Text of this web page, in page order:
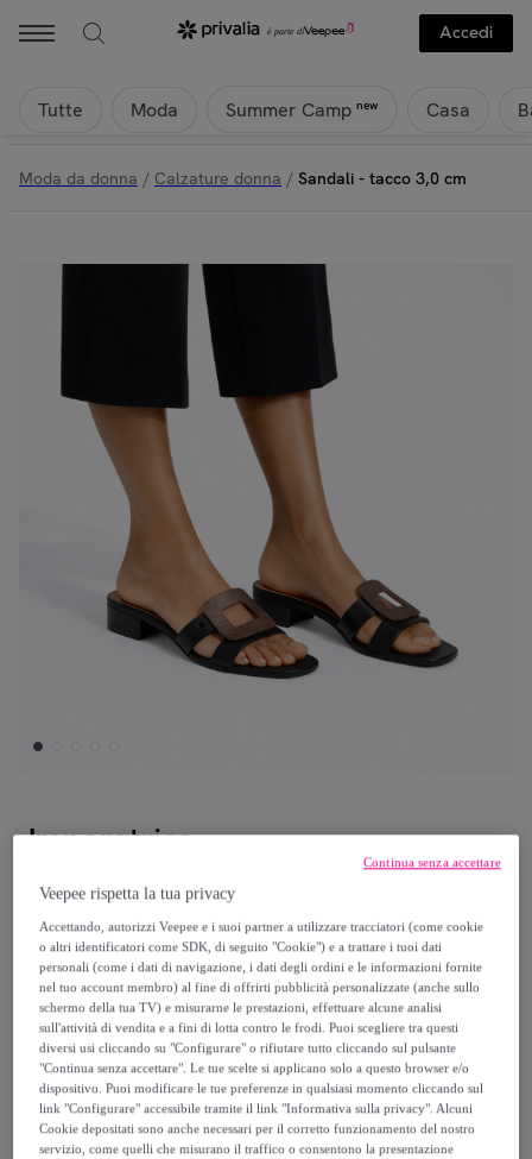
Accedi
Tutte Moda Summer Camp new Casa
Moda da donna / Calzature donna / Sandali - tacco 3,0 cm
Imperatrice
Sandali - tacco 3,0 cm
19,90 €
133,00 €
-85%
Venduto daImperatrice Srl
Veepee rispetta la tua privacy
Accettando, autorizzi Veepee e i suoi partner a utilizzare tracciatori (come cookie
o altri identificatori come SDK, di seguito "Cookie") e a trattare i tuoi dati
personali (come i dati di navigazione, i dati degli ordini e le informazioni fornite
nel tuo account membro) al fine di offrirti pubblicità personalizzate (anche sullo
schermo della tua TV) e misurarne le prestazioni, effettuare alcune analisi
sull'attività di vendita e a fini di lotta contro le frodi. Puoi scegliere tra questi
diversi usi cliccando su "Configurare" o rifiutare tutto cliccando sul pulsante
"Continua senza accettare". Le tue scelte si applicano solo a questo browser e/o
dispositivo. Puoi modificare le tue preferenze in qualsiasi momento cliccando sul
link "Configurare" accessibile tramite il link "Informativa sulla privacy". Alcuni
Cookie depositati sono anche necessari per il corretto funzionamento del nostro
servizio, come quelli che misurano il traffico o consentono la presentazione
Continua senza accettare